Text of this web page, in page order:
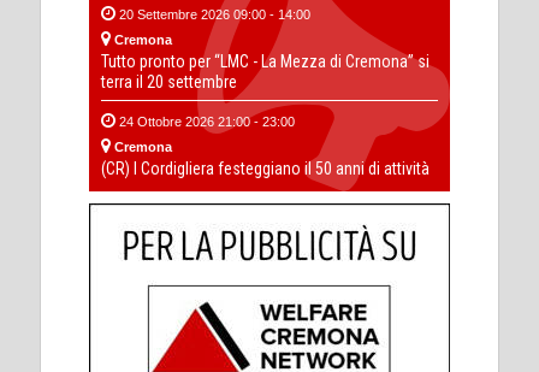
20 Settembre 2026 09:00 - 14:00
Cremona
Tutto pronto per “LMC - La Mezza di Cremona” si
terra il 20 settembre
24 Ottobre 2026 21:00 - 23:00
Cremona
(CR) I Cordigliera festeggiano il 50 anni di attività